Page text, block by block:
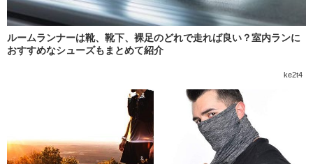
ルームランナーは靴、靴下、裸足のどれで走れば良い？室内ランに
おすすめなシューズもまとめて紹介
ke2t4